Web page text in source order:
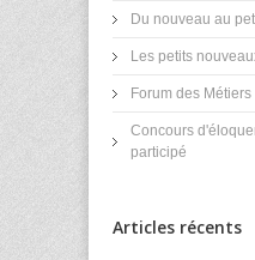
Du nouveau au
Les petits
Forum des
Concours
participé
Articles récents